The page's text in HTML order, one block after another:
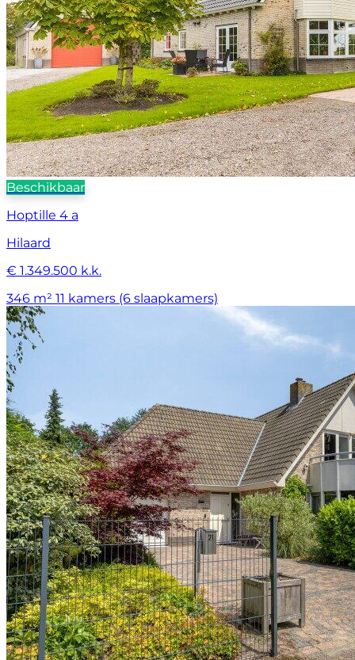
Beschikbaar
Hoptille 4 a
Hilaard
€ 1.349.500 k.k.
346 m² 11 kamers (6 slaapkamers)